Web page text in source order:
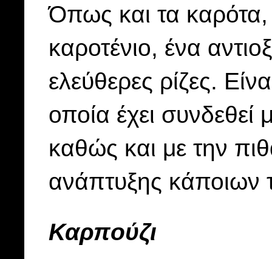
Όπως και τα καρότα,
καροτένιο, ένα
ελεύθερες ρίζες.
οποία έχει
καθώς και με την
ανάπτυξης κάποιων
Καρπούζι